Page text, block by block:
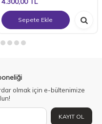
Sepete Ekle
olmak için e-bültenimize
KAYIT OL